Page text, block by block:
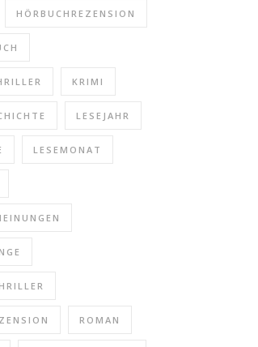
HÖRBUCHREZENSION
KRIMI
LESEJAHR
LESEMONAT
ROMAN